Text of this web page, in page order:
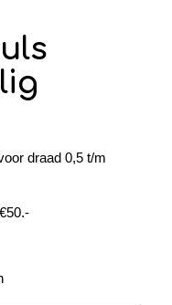
draad 0,5 t/m